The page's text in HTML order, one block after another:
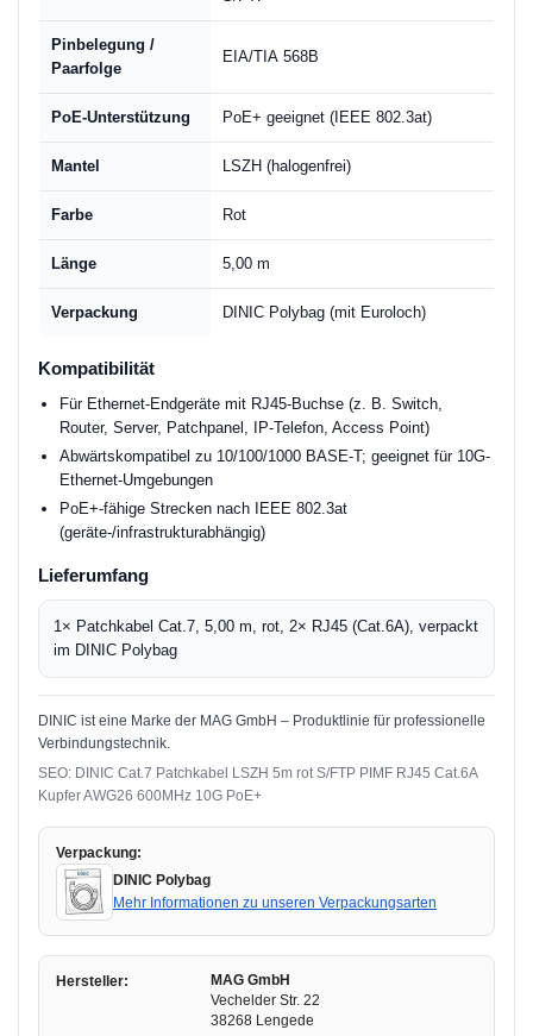
Pinbelegung /
Paarfolge
EIA/TIA 568B
PoE-Unterstützung PoE+ geeignet (IEEE 802.3at)
Mantel LSZH (halogenfrei)
Farbe Rot
Länge 5,00 m
Verpackung DINIC Polybag (mit Euroloch)
Kompatibilität
Für Ethernet-Endgeräte mit RJ45-Buchse (z. B. Switch,
Router, Server, Patchpanel, IP-Telefon, Access Point)
Abwärtskompatibel zu 10/100/1000 BASE-T; geeignet für 10G-
Ethernet-Umgebungen
PoE+-fähige Strecken nach IEEE 802.3at
(geräte-/infrastrukturabhängig)
Lieferumfang
1× Patchkabel Cat.7, 5,00 m, rot, 2× RJ45 (Cat.6A), verpackt
im DINIC Polybag
DINIC ist eine Marke der MAG GmbH – Produktlinie für professionelle
Verbindungstechnik.
SEO: DINIC Cat.7 Patchkabel LSZH 5m rot S/FTP PIMF RJ45 Cat.6A
Kupfer AWG26 600MHz 10G PoE+
Verpackung:
DINIC Polybag
Mehr Informationen zu unseren Verpackungsarten
Hersteller:
MAG GmbH
Vechelder Str. 22
38268 Lengede